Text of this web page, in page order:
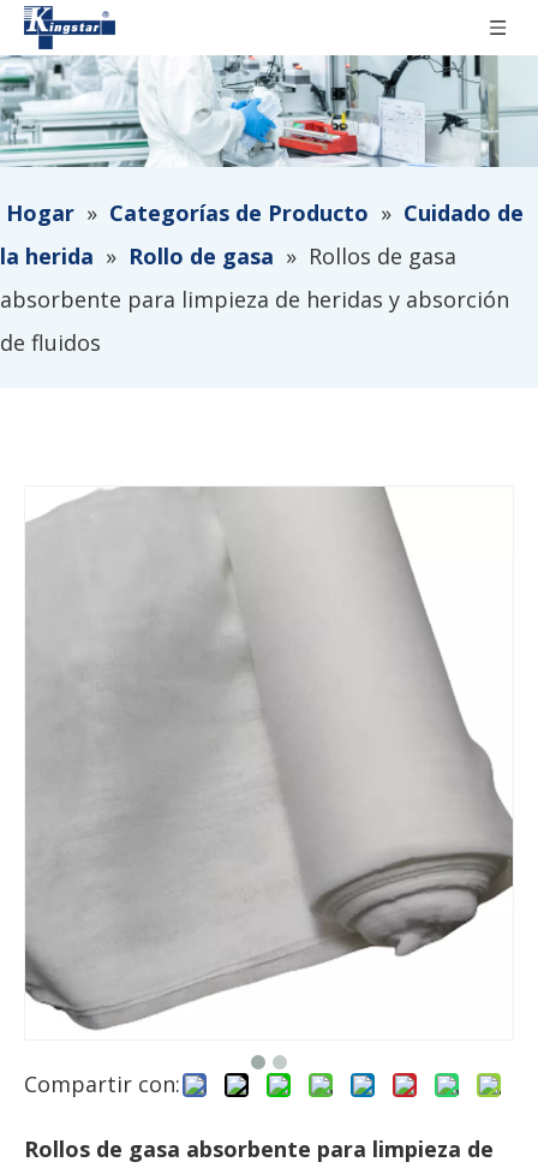
Hogar » Categorías de Producto » Cuidado de
la herida » Rollo de gasa » Rollos de gasa
absorbente para limpieza de heridas y absorción
de fluidos
Compartir con:
Rollos de gasa absorbente para limpieza de